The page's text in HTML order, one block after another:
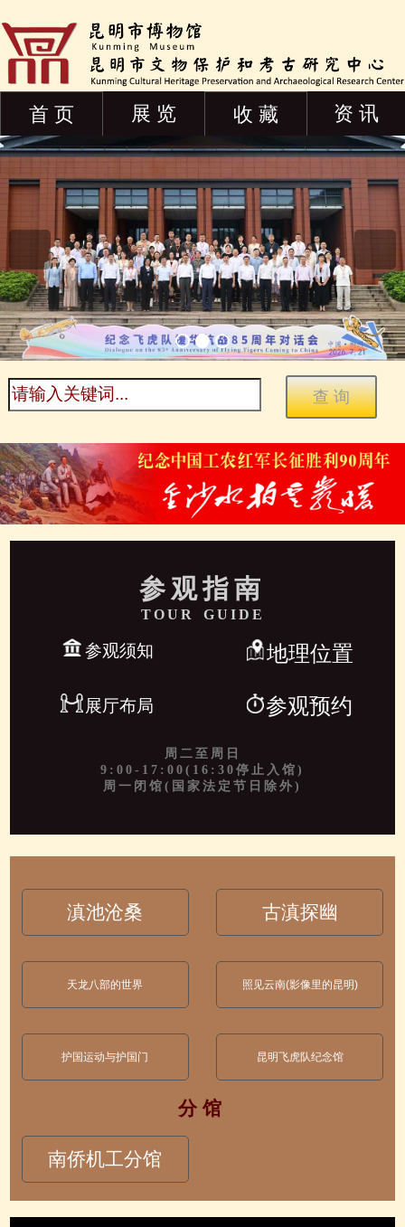
首 页 展 览 收 藏 资 讯
参观指南
TOUR GUIDE
参观须知 地理位置
展厅布局 参观预约
周二至周日
9:00-17:00(16:30停止入馆)
周一闭馆(国家法定节日除外)
滇池沧桑 古滇探幽
天龙八部的世界 照见云南(影像里的昆明)
护国运动与护国门 昆明飞虎队纪念馆
分 馆
南侨机工分馆